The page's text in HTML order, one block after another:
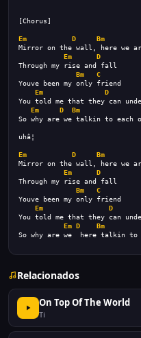
[Chorus]
Em D Bm
Mirror on the wall, here we
Em
D
Through my rise and fall
Bm
C
Youve been my only friend
Em
D
You told me that they can
Em
D Bm
So why are we talkin to each
uhâ¦
Em D Bm
Mirror on the wall, here we
Em
D
Through my rise and fall
Bm
C
Youve been my only friend
Em
D
You told me that they can
Em D Bm
So why are we  here talkin to
Relacionados
On Top Of The World
Ti